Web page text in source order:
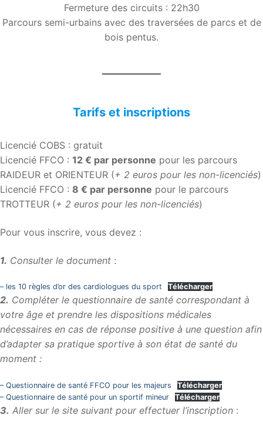
Fermeture des circuits : 22h30
Parcours semi-urbains avec des traversées de parcs et de
bois pentus.
Tarifs et inscriptions
Licencié COBS : gratuit
Licencié FFCO : 12 € par personne pour les parcours
RAIDEUR et ORIENTEUR (+ 2 euros pour les non-licenciés)
Licencié FFCO : 8 € par personne pour le parcours
TROTTEUR (+ 2 euros pour les non-licenciés)
Pour vous inscrire, vous devez :
1. Consulter le document :
– les 10 règles d’or des cardiologues du sport Télécharger
2. Compléter le questionnaire de santé correspondant à
votre âge et prendre les dispositions médicales
nécessaires en cas de réponse positive à une question afin
d’adapter sa pratique sportive à son état de santé du
moment :
– Questionnaire de santé FFCO pour les majeurs
Télécharger
– Questionnaire de santé pour un sportif mineur
Télécharger
3. Aller sur le site suivant pour effectuer l’inscription :